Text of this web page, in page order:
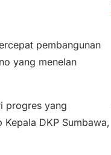
pembangunan
yang menelan
progres yang
DKP Sumbawa,